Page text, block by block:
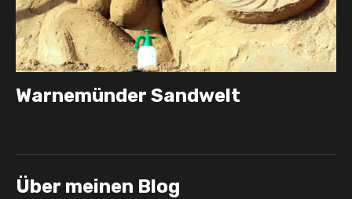
Warnemünder Sandwelt
Über meinen Blog